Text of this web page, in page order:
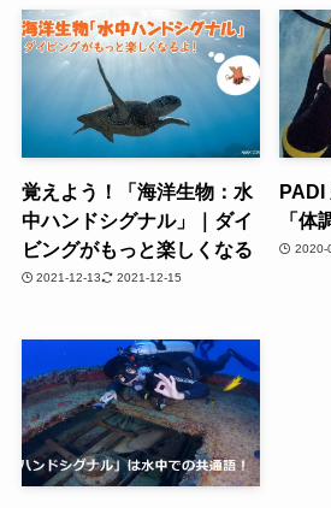
覚えよう！「海洋生物：水
中ハンドシグナル」｜ダイ
ビングがもっと楽しくなる
2021-12-13 2021-12-15
PADI
「体
2020-